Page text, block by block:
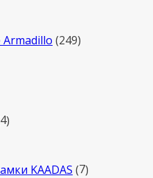
249249
4товара
KAADAS 77